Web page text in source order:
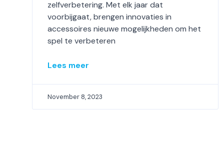
zelfverbetering. Met elk jaar dat
voorbijgaat, brengen innovaties in
accessoires nieuwe mogelijkheden om het
spel te verbeteren
Lees meer
November 8, 2023